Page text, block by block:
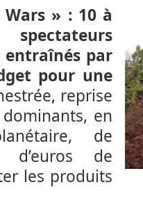
» : 10 à
entraînés par
pour une
reprise
en
de
d’euros de
les produits